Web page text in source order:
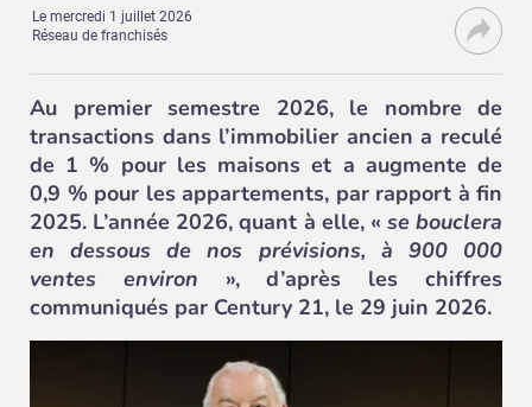
Lemercredi 1 juillet 2026
Réseau de franchisés
Au premier semestre 2026, le nombre de
transactions dans l’immobilier ancien a reculé
de 1 % pour les maisons et a augmente de
0,9 % pour les appartements, par rapport à fin
2025. L’année 2026, quant à elle, « se bouclera
en dessous de nos prévisions, à 900 000
ventes environ », d’après les chiffres
communiqués par Century 21, le 29 juin 2026.